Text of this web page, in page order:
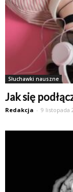
Słuchawki nauszne
Jak się
Redakcja - 9 listopada